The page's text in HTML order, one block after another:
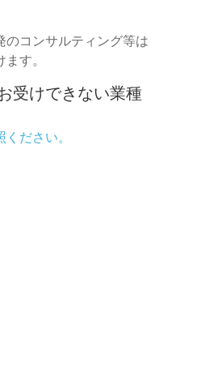
コンサルティング等は
す。
受けできない業種
ださい。